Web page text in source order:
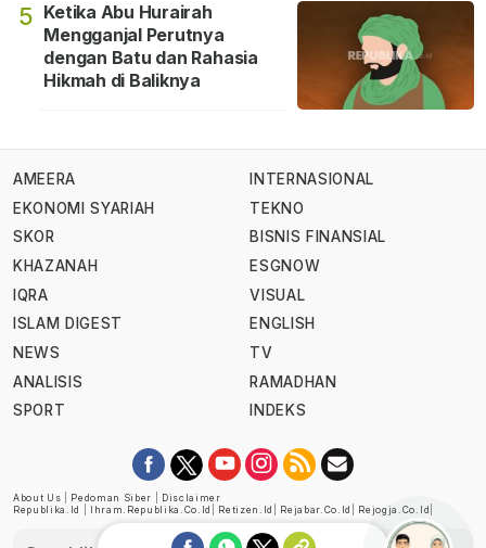
5 Ketika Abu Hurairah
Mengganjal Perutnya
dengan Batu dan Rahasia
Hikmah di Baliknya
AMEERA
EKONOMI SYARIAH
SKOR
KHAZANAH
IQRA
ISLAM DIGEST
NEWS
ANALISIS
SPORT
INTERNASIONAL
TEKNO
BISNIS FINANSIAL
ESGNOW
VISUAL
ENGLISH
TV
RAMADHAN
INDEKS
About Us Pedoman Siber
Disclaimer
Republika.id
Ihram.republika.co.id Retizen.id Rejabar.co.id Rejogja.co.id